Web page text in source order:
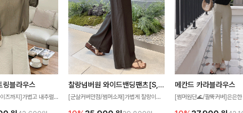
링블라우스
즈까지]가볍고 내추럴
찰랑넘버원 와이드밴딩팬츠[S,M,L사이즈]
[군살커버만점/썸머소재]가볍게 찰랑이는
메칸드 카라블라우스
[썸머원단🌊/팔뚝커버]은은